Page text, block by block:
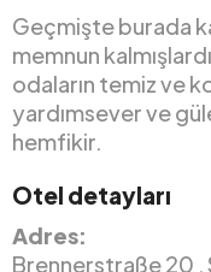
Geçmişte burada
memnun
odaların temiz ve
yardımsever ve
hemfikir.
Otel detayları
Adres:
Brennerstraße 20